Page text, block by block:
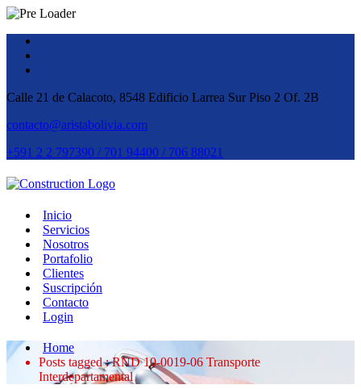
Calle 21 de Calacoto, 8548 Edificio Larrea Sur Piso 2 Of. 2B
contacto@aristabolivia.com
+591 2 2 797390 / 701 94400 / 706 88021
Inicio
Servicios
Nosotros
Portafolio
Clientes
Suscripción
Contacto
Login
Home
Posts tagged : RND 10-0019-06 Transporte
Interdepartamental